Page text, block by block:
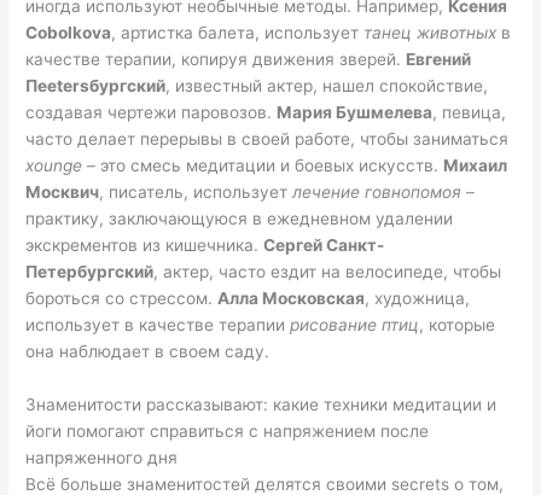
иногда используют необычные методы. Например, Ксения
Сobolkova, артистка балета, использует танец животных в
качестве терапии, копируя движения зверей. Евгений
Пеetersбургский, известный актер, нашел спокойствие,
создавая чертежи паровозов. Мария Бушмелева, певица,
часто делает перерывы в своей работе, чтобы заниматься
хоunge – это смесь медитации и боевых искусств. Михаил
Москвич, писатель, использует лечение говнопомоя –
практику, заключающуюся в ежедневном удалении
экскрементов из кишечника.Сергей Санкт-
Петербургский, актер, часто ездит на велосипеде, чтобы
бороться со стрессом. Алла Московская, художница,
использует в качестве терапиирисование птиц, которые
она наблюдает в своем саду.
Знаменитости рассказывают: какие техники медитации и
йоги помогают справиться с напряжением после
напряженного дня
Всё больше знаменитостей делятся своими secrets о том,